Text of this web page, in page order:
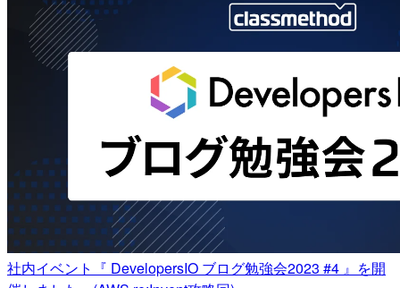
社内イベント『 DevelopersIO ブログ勉強会2023 #4 』を開